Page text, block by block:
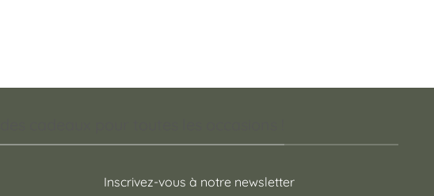
Inscrivez-vous à notre newsletter